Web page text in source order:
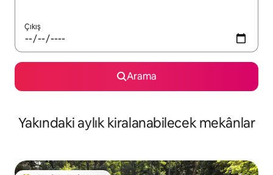
Çıkış
Arama
Yakındaki aylık kiralanabilecek mekânlar